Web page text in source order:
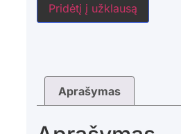
Pridėtį į užklausą
Aprašymas